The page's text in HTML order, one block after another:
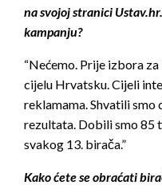
na svojoj stranici
kampanju?
“Nećemo. Prije izbora
cijelu Hrvatsku. Cijeli
reklamama. Shvatili smo
rezultata. Dobili smo 85
svakog 13. birača.”
Kako ćete se obraćati